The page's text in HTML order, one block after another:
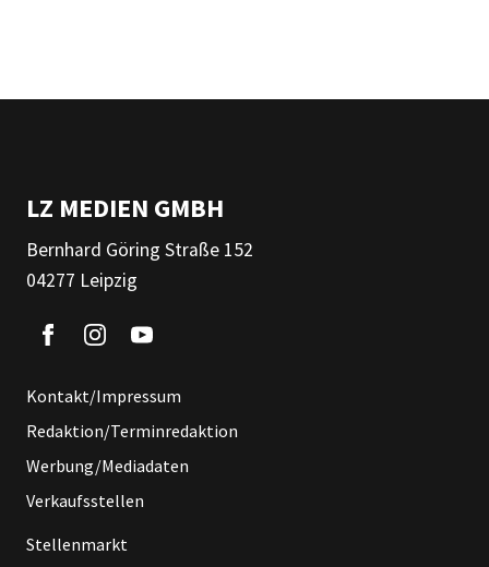
LZ MEDIEN GMBH
Bernhard Göring Straße 152
04277 Leipzig
Kontakt/Impressum
Redaktion/Terminredaktion
Werbung/Mediadaten
Verkaufsstellen
Stellenmarkt